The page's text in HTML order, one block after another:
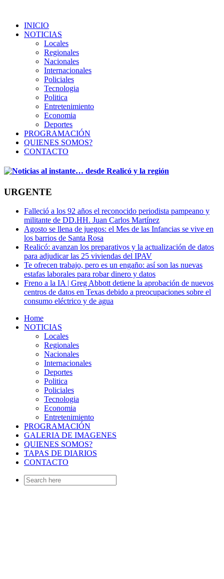
INICIO
NOTICIAS
Locales
Regionales
Nacionales
Internacionales
Policiales
Tecnologia
Politica
Entretenimiento
Economia
Deportes
PROGRAMACIÓN
QUIENES SOMOS?
CONTACTO
URGENTE
Falleció a los 92 años el reconocido periodista pampeano y
militante de DD.HH. Juan Carlos Martínez
Agosto se llena de juegos: el Mes de las Infancias se vive en
los barrios de Santa Rosa
Realicó: avanzan los preparativos y la actualización de datos
para adjudicar las 25 viviendas del IPAV
Te ofrecen trabajo, pero es un engaño: así son las nuevas
estafas laborales para robar dinero y datos
Freno a la IA | Greg Abbott detiene la aprobación de nuevos
centros de datos en Texas debido a preocupaciones sobre el
consumo eléctrico y de agua
Home
NOTICIAS
Locales
Regionales
Nacionales
Internacionales
Deportes
Politica
Policiales
Tecnologia
Economia
Entretenimiento
PROGRAMACIÓN
GALERIA DE IMAGENES
QUIENES SOMOS?
TAPAS DE DIARIOS
CONTACTO
Search
for: